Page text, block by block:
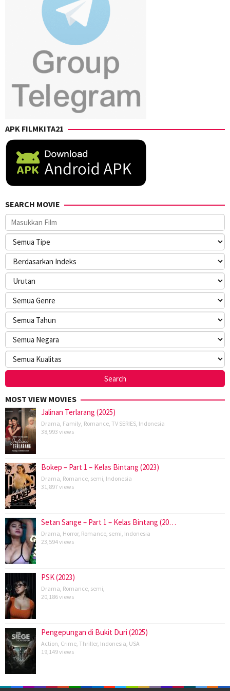
APK FILMKITA21
SEARCH MOVIE
MOST VIEW MOVIES
Jalinan Terlarang (2025)
Drama Family Romance TV SERIES Indonesia
38,993 views
Bokep – Part 1 – Kelas Bintang (2023)
Drama Romance semi Indonesia
31,897 views
Setan Sange – Part 1 – Kelas Bintang (20…
Drama Horror, Romance semi Indonesia
23,594 views
PSK (2023)
Drama Romance semi
20,186 views
Pengepungan di Bukit Duri (2025)
Action Crime Thriller, Indonesia USA
19,149 views